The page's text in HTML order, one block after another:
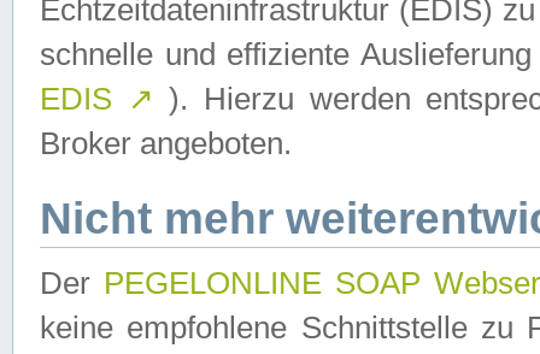
Echtzeitdateninfrastruktur (EDIS)
schnelle und effiziente
EDIS ↗ ). Hierzu werden
Broker angeboten.
Nicht mehr
Der PEGELONLINE SOAP
keine empfohlene Schnittstelle zu